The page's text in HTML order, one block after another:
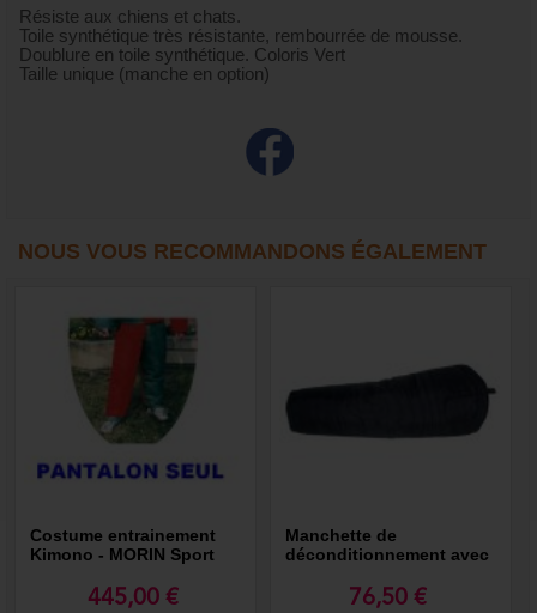
Résiste aux chiens et chats.
Toile synthétique très résistante, rembourrée de mousse.
Doublure en toile synthétique. Coloris Vert
Taille unique (manche en option)
NOUS VOUS RECOMMANDONS ÉGALEMENT
Costume entrainement
Kimono - MORIN Sport
445,00 €
Manchette de
déconditionnement avec
76,50 €